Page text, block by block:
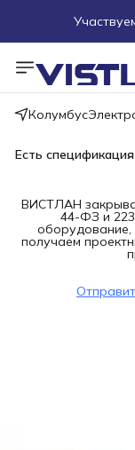
Колумбус
Есть
ВИСТЛАН
44-ФЗ и
получаем